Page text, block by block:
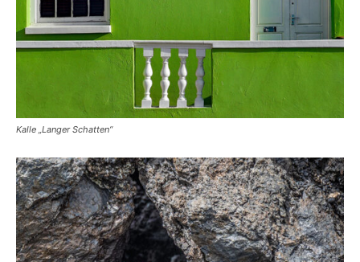
Kalle „Langer Schatten“